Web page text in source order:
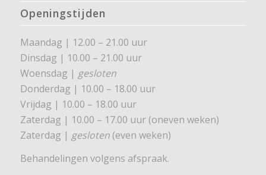
Openingstijden
Maandag | 12.00 – 21.00 uur
Dinsdag | 10.00 – 21.00 uur
Woensdag | gesloten
Donderdag | 10.00 – 18.00 uur
Vrijdag | 10.00 – 18.00 uur
Zaterdag | 10.00 – 17.00 uur (oneven weken)
Zaterdag | gesloten(even weken)
Behandelingen volgens afspraak.